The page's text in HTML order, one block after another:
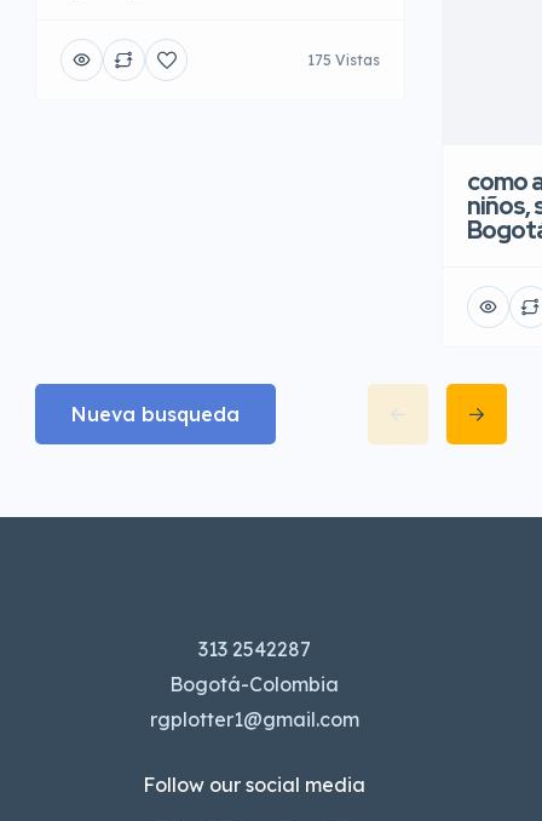
175 Vistas
como
niños,
Nueva busqueda
313 2542287
Bogotá-Colombia
rgplotter1@gmail.com
Follow our social media